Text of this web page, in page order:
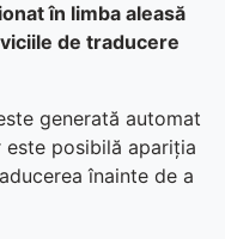
în limba aleasă
de traducere
generată automat
este posibilă apariția
înainte de a